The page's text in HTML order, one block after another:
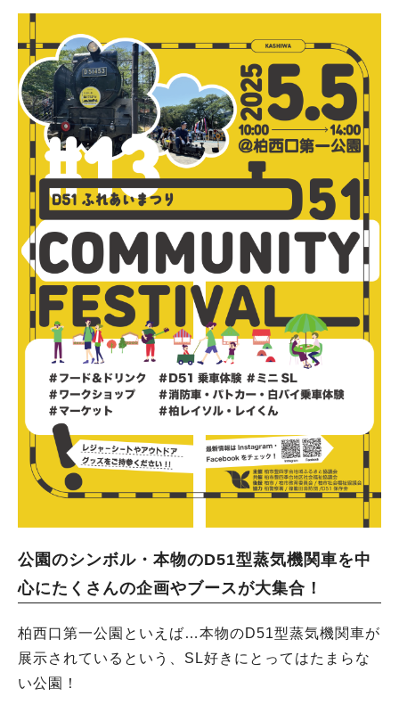
公園のシンボル・本物のD51型蒸気機関車を中
心にたくさんの企画やブースが大集合！
柏西口第一公園といえば…本物のD51型蒸気機関車が
展示されているという、SL好きにとってはたまらな
い公園！